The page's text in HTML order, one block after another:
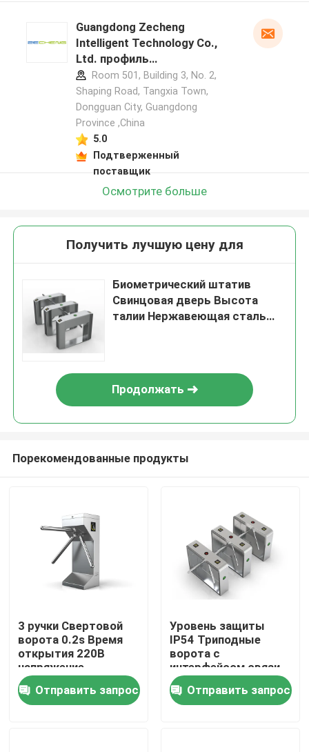
Продукция
Ролики
Guangdong Zecheng
Intelligent Technology Co.,
Ltd. профиль
производителя
Room 501, Building 3, No. 2,
Shaping Road, Tangxia Town,
Dongguan City, Guangdong
Province ,China
5.0
Подтверженный
поставщик
Осмотрите больше
Получить лучшую цену для
Биометрический штатив
Свинцовая дверь Высота
талии Нержавеющая сталь
Продолжать
Порекомендованные продукты
3 ручки Свертовой
ворота 0.2s Время
открытия 220В
напряжение
идеально подходит
для требований
Отправить запрос
Уровень защиты
IP54 Триподные
ворота с
интерфейсом связи
RS232
Отправить запрос